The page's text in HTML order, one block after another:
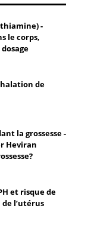
-
le corps,
de
la grossesse -
Heviran
et risque de
l’utérus